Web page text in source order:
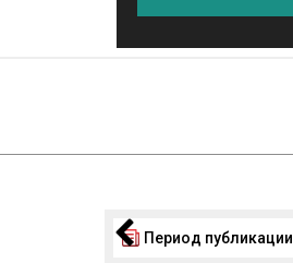
Период публикации